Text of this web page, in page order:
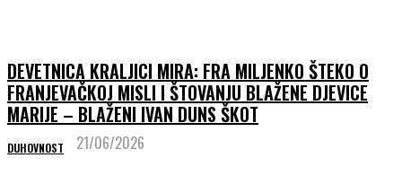
DEVETNICA KRALJICI MIRA: FRA MILJENKO ŠTEKO O
FRANJEVAČKOJ MISLI I ŠTOVANJU BLAŽENE DJEVICE
MARIJE – BLAŽENI IVAN DUNS ŠKOT
DUHOVNOST 21/06/2026